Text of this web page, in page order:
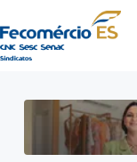
para
o
conteúdo